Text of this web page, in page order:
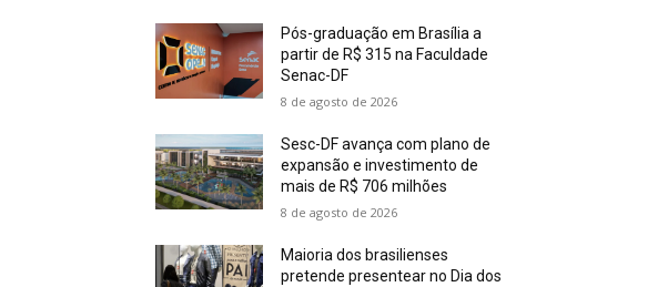
Pós-graduação em Brasília a
partir de R$ 315 na Faculdade
Senac-DF
8 de agosto de 2026
Sesc-DF avança com plano de
expansão e investimento de
mais de R$ 706 milhões
8 de agosto de 2026
Maioria dos brasilienses
pretende presentear no Dia dos